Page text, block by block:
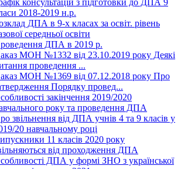
2018-2019 н.р.
ДПА в 9-х класах за освіт. рівень
середньої освіти
ДПА в 2019 р.
МОН №1332 від 23.10.2019 року Деякі
проведення ...
МОН №1369 від 07.12.2018 року Про
Порядку провед...
закінчення 2019/2020
року та проведення ДПА
звільнення від ДПА учнів 4 та 9 класів у
20 навчальному році
11 класів 2020 року
від проходження ДПА
ДПА у формі ЗНО з української